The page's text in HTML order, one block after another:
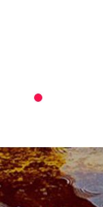
5KM
RUN
в
ръцете